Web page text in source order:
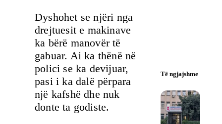
Dyshohet se njëri nga
drejtuesit e makinave
ka bërë manovër të
gabuar. Ai ka thënë në
polici se ka devijuar,
pasi i ka dalë përpara
një kafshë dhe nuk
donte ta godiste.
Të ngjajshme